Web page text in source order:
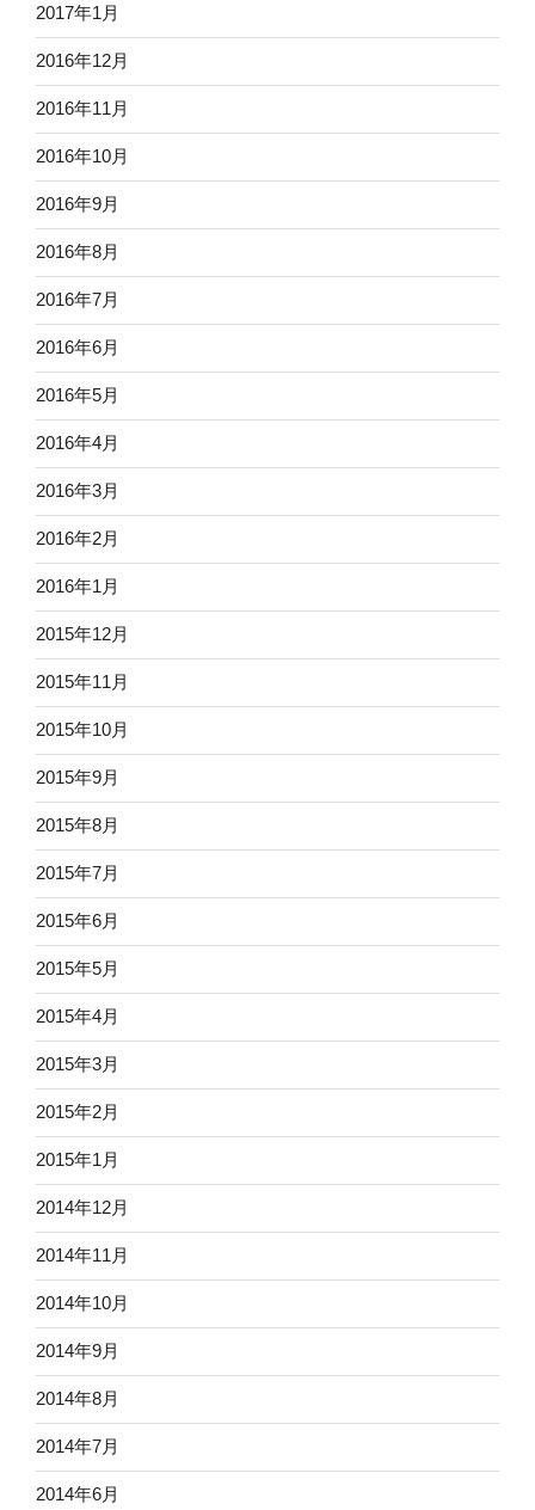
2017年1月
2016年12月
2016年11月
2016年10月
2016年9月
2016年8月
2016年7月
2016年6月
2016年5月
2016年4月
2016年3月
2016年2月
2016年1月
2015年12月
2015年11月
2015年10月
2015年9月
2015年8月
2015年7月
2015年6月
2015年5月
2015年4月
2015年3月
2015年2月
2015年1月
2014年12月
2014年11月
2014年10月
2014年9月
2014年8月
2014年7月
2014年6月